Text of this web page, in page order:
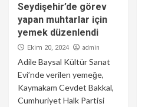
Seydişehir’de görev
yapan muhtarlar için
yemek düzenlendi
Ekim 20, 2024 admin
Adile Baysal Kültür Sanat
Evi’nde verilen yemeğe,
Kaymakam Cevdet Bakkal,
Cumhuriyet Halk Partisi